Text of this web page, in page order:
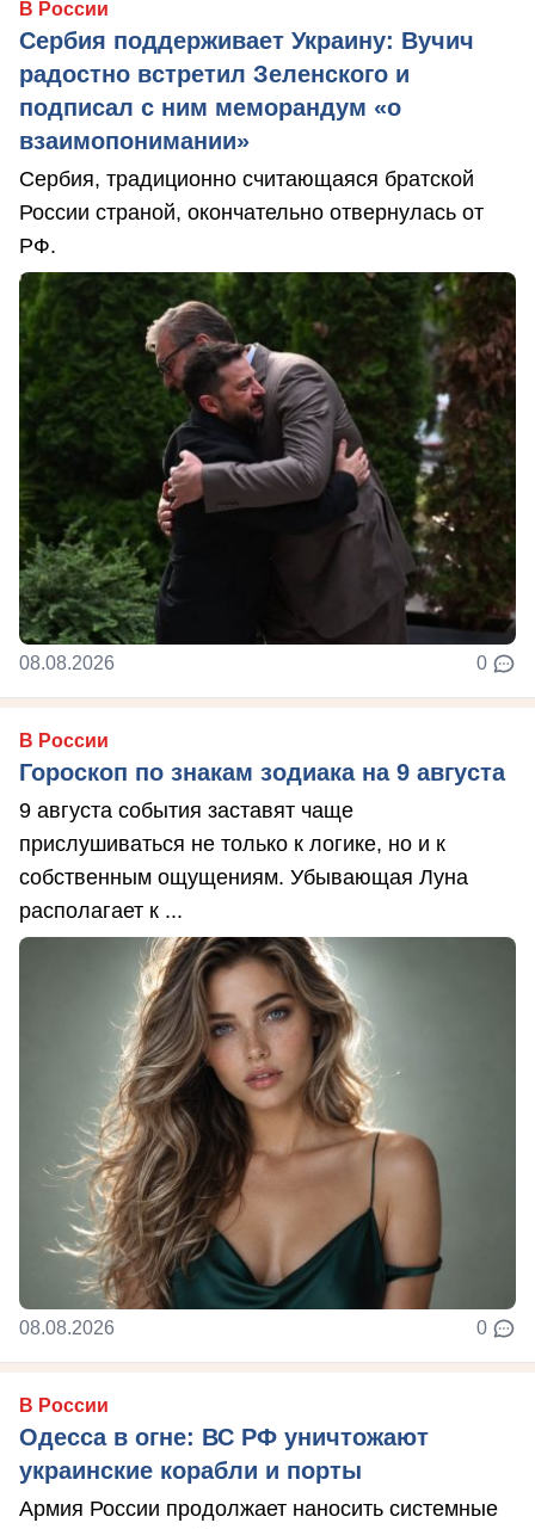
В России
Сербия поддерживает Украину: Вучич
радостно встретил Зеленского и
подписал с ним меморандум «о
взаимопонимании»
Сербия, традиционно считающаяся братской
России страной, окончательно отвернулась от
РФ.
08.08.2026 0
В России
Гороскоп по знакам зодиака на 9 августа
9 августа события заставят чаще
прислушиваться не только к логике, но и к
собственным ощущениям. Убывающая Луна
располагает к ...
08.08.2026 0
В России
Одесса в огне: ВС РФ уничтожают
украинские корабли и порты
Армия России продолжает наносить системные